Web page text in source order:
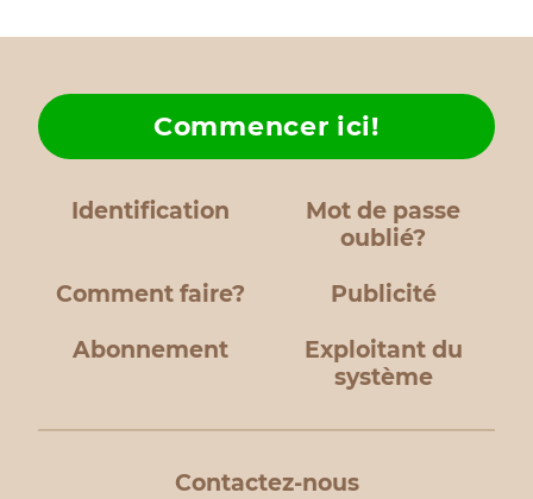
Identification
Mot de passe
oublié?
Comment faire?
Commencer ici!
Publicité
Abonnement
Exploitant du
système
Contactez-nous